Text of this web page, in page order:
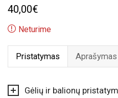
40,00€
Neturime
Pristatymas Aprašymas
Gėlių ir balionų